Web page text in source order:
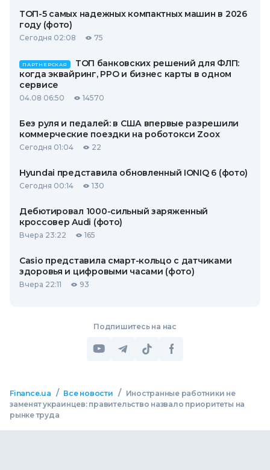
ТОП-5 самых надежных компактных машин в 2026
году (фото)
Сегодня 02:08 75
ПАРТНЕРСКАЯ
ТОП банковских решений для ФЛП:
когда эквайринг, РРО и бизнес карты в одном
сервисе
04.08 06:50 14570
Без руля и педалей: в США впервые разрешили
коммерческие поездки на роботокси Zoox
Сегодня 01:04 22
Hyundai представила обновленный IONIQ 6 (фото)
Сегодня 00:14 130
Дебютировал 1000-сильный заряженный
кроссовер Audi (фото)
Вчера 23:22 165
Casio представила смарт-кольцо с датчиками
здоровья и цифровыми часами (фото)
Вчера 22:11 93
Подпишитесь на нас
Finance.ua / Все новости /
Иностранные работники не
заменят украинцев: правительство назвало приоритеты на
рынке труда